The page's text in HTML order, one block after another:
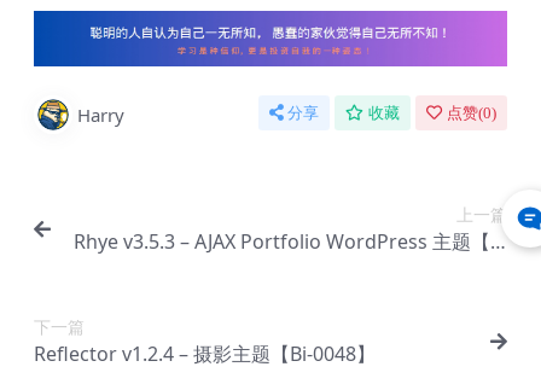
Harry 分享 收藏 点赞(0)
上一篇
Rhye v3.5.3 – AJAX Portfolio WordPress 主题【Bi
下一篇
Reflector v1.2.4 – 摄影主题【Bi-0048】